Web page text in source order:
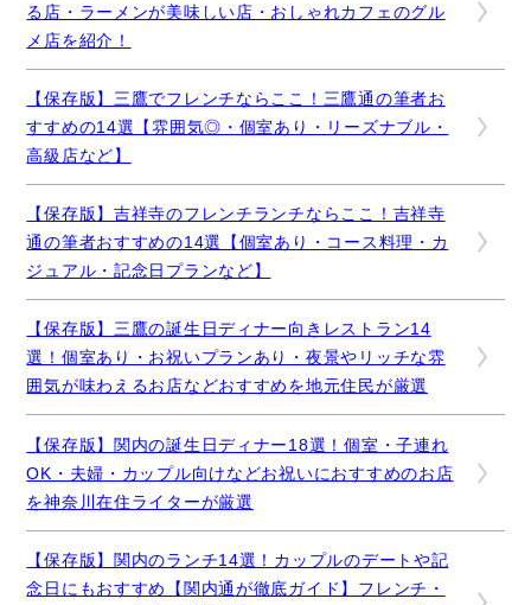
る店・ラーメンが美味しい店・おしゃれカフェのグル
メ店を紹介！
【保存版】三鷹でフレンチならここ！三鷹通の筆者お
すすめの14選【雰囲気◎・個室あり・リーズナブル・
高級店など】
【保存版】吉祥寺のフレンチランチならここ！吉祥寺
通の筆者おすすめの14選【個室あり・コース料理・カ
ジュアル・記念日プランなど】
【保存版】三鷹の誕生日ディナー向きレストラン14
選！個室あり・お祝いプランあり・夜景やリッチな雰
囲気が味わえるお店などおすすめを地元住民が厳選
【保存版】関内の誕生日ディナー18選！個室・子連れ
OK・夫婦・カップル向けなどお祝いにおすすめのお店
を神奈川在住ライターが厳選
【保存版】関内のランチ14選！カップルのデートや記
念日にもおすすめ【関内通が徹底ガイド】フレンチ・